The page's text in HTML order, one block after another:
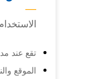
—
تقع عند
الموقع